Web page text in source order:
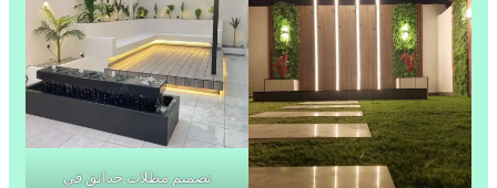
تصميم مظلات حدائق في